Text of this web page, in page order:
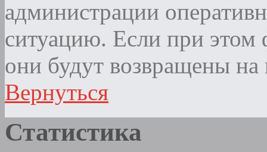
администрации
ситуацию. Если при этом
они будут возвращены на
Вернуться
Статистика